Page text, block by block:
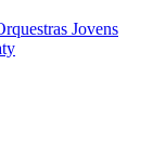
Jovens